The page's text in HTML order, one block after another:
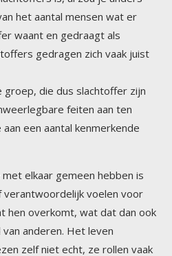
die dus slachtoffer zijn
feiten aan ten
aan een aantal kenmerkende
elkaar gemeen hebben is
verantwoordelijk voelen voor
hen overkomt, wat dat dan ook
van anderen. Het leven
zelf niet echt, ze rollen vaak
het mensen die veel twijfels
openhouden. Want zodra je
en… ben je verantwoordelijk.
nooit jouw schuld. Vaak zijn
voor wat
leggen. Dat geldt dan
die zij als negatief ervaren.
ze soms dan wel